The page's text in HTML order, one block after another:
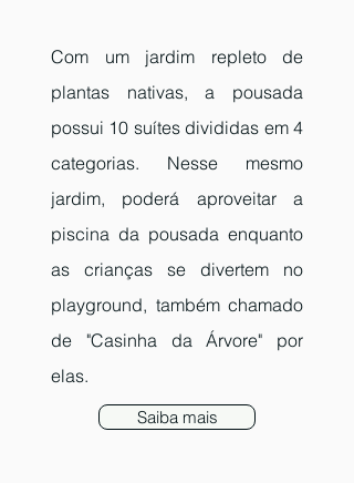
Com um jardim repleto de
plantas nativas, a pousada
possui 10 suítes divididas em 4
categorias. Nesse mesmo
jardim, poderá aproveitar a
piscina da pousada enquanto
as crianças se divertem no
playground, também chamado
de "Casinha da Árvore" por
elas.
Saiba mais